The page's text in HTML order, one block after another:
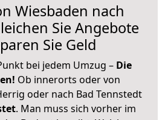
Wiesbaden nach
Sie Angebote
Sie Geld
bei jedem Umzug – Die
Ob innerorts oder von
oder nach Bad Tennstedt
. Man muss sich vorher im